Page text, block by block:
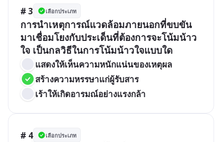
# 3 เลือกประเภท
การนำเหตุการณ์แวดล้อมภายนอกที่ขบขัน
มาเชื่อมโยงกับประเด็นที่ต้องการจะโน้มน้าว
ใจ เป็นกลวิธีในการโน้มน้าวใจแบบใด
แสดงให้เห็นความหนักแน่นของเหตุผล
สร้างความหรรษาแก่ผู้รับสาร
เร้าให้เกิดอารมณ์อย่างแรงกล้า
# 4 เลือกประเภท